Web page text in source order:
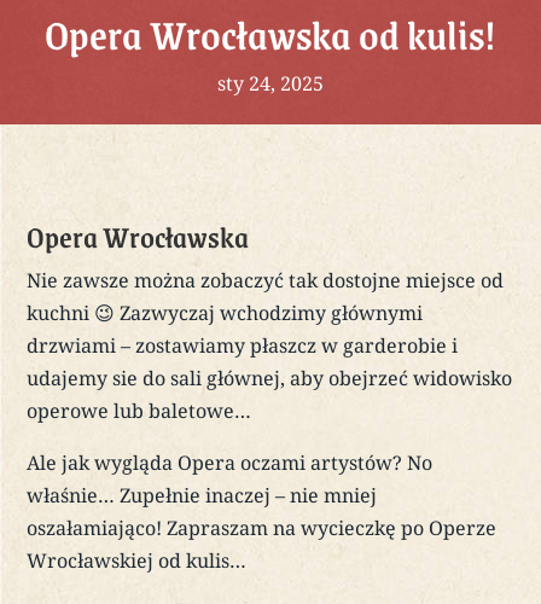
Opera Wrocławska od kulis!
sty 24, 2025
Opera Wrocławska
Nie zawsze można zobaczyć tak dostojne miejsce od
kuchni 😉 Zazwyczaj wchodzimy głównymi
drzwiami – zostawiamy płaszcz w garderobie i
udajemy sie do sali głównej, aby obejrzeć widowisko
operowe lub baletowe…
Ale jak wygląda Opera oczami artystów? No
właśnie… Zupełnie inaczej – nie mniej
oszałamiająco! Zapraszam na wycieczkę po Operze
Wrocławskiej od kulis…